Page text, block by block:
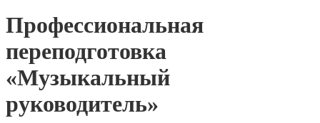
Профессиональная
переподготовка
«Музыкальный
руководитель»